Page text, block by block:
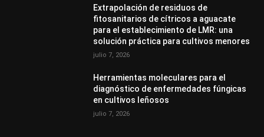
Extrapolación de residuos de
fitosanitarios de cítricos a aguacate
para el establecimiento de LMR: una
solución práctica para cultivos menores
julio 7, 2026
Herramientas moleculares para el
diagnóstico de enfermedades fúngicas
en cultivos leñosos
julio 7, 2026